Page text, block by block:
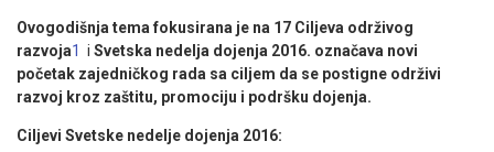
Ovogodišnja tema fokusirana je na 17 Ciljeva održivog
razvoja1 i Svetska nedelja dojenja 2016. označava novi
početak zajedničkog rada sa ciljem da se postigne održivi
razvoj kroz zaštitu, promociju i podršku dojenja.
Ciljevi Svetske nedelje dojenja 2016: